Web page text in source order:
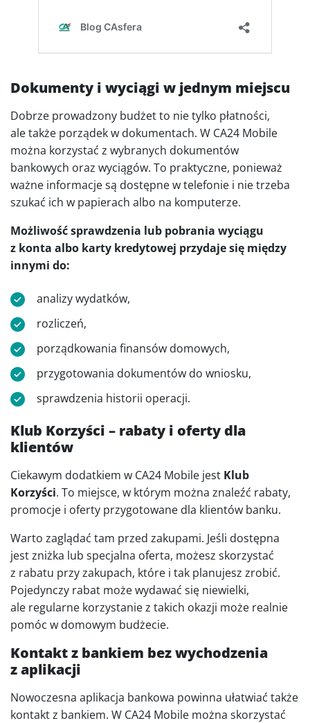
Dokumenty i wyciągi w jednym miejscu
Dobrze prowadzony budżet to nie tylko płatności,
ale także porządek w dokumentach. W CA24 Mobile
można korzystać z wybranych dokumentów
bankowych oraz wyciągów. To praktyczne, ponieważ
ważne informacje są dostępne w telefonie i nie trzeba
szukać ich w papierach albo na komputerze.
Możliwość sprawdzenia lub pobrania wyciągu
z konta albo karty kredytowej przydaje się między
innymi do:
analizy wydatków,
rozliczeń,
porządkowania finansów domowych,
przygotowania dokumentów do wniosku,
sprawdzenia historii operacji.
Klub Korzyści – rabaty i oferty dla
klientów
Ciekawym dodatkiem w CA24 Mobile jest Klub
Korzyści. To miejsce, w którym można znaleźć rabaty,
promocje i oferty przygotowane dla klientów banku.
Warto zaglądać tam przed zakupami. Jeśli dostępna
jest zniżka lub specjalna oferta, możesz skorzystać
z rabatu przy zakupach, które i tak planujesz zrobić.
Pojedynczy rabat może wydawać się niewielki,
ale regularne korzystanie z takich okazji może realnie
pomóc w domowym budżecie.
Kontakt z bankiem bez wychodzenia
z aplikacji
Nowoczesna aplikacja bankowa powinna ułatwiać także
kontakt z bankiem. W CA24 Mobile można skorzystać